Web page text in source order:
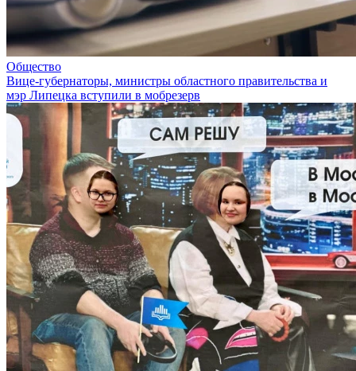
Общество
Вице-губернаторы, министры областного правительства и
мэр Липецка вступили в мобрезерв